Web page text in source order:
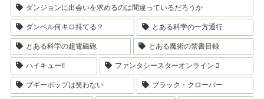
ダンジョンに出会いを求めるのは間違っているだろうか
ダンベル何キロ持てる？ とある科学の一方通行
とある科学の超電磁砲 とある魔術の禁書目録
ハイキュー!! ファンタシースターオンライン２
ブギーポップは笑わない ブラック・クローバー